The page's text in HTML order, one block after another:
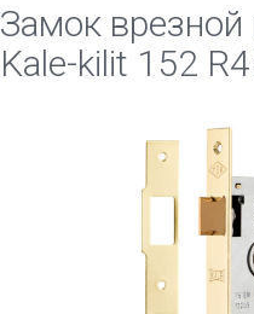
Замок
Kale-kilit 152